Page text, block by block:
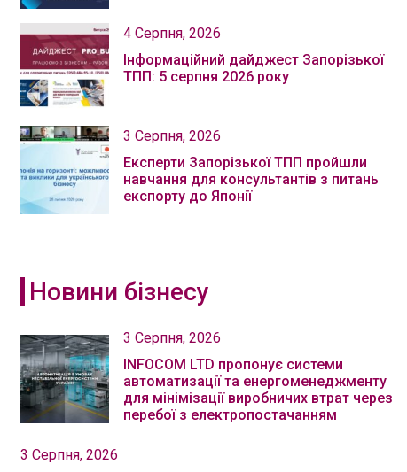
4 Серпня, 2026
Інформаційний дайджест Запорізької
ТПП: 5 серпня 2026 року
3 Серпня, 2026
Експерти Запорізької ТПП пройшли
навчання для консультантів з питань
експорту до Японії
Новини бізнесу
3 Серпня, 2026
INFOCOM LTD пропонує системи
автоматизації та енергоменеджменту
для мінімізації виробничих втрат через
перебої з електропостачанням
3 Серпня, 2026